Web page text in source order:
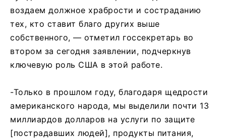
воздаем должное храбрости и состраданию
тех, кто ставит благо других выше
собственного, — отметил госсекретарь во
втором за сегодня заявлении, подчеркнув
ключевую роль США в этой работе.
-Только в прошлом году, благодаря щедрости
американского народа, мы выделили почти 13
миллиардов долларов на услуги по защите
[пострадавших людей], продукты питания,